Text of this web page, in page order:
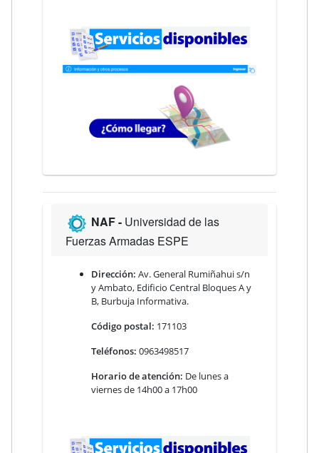
NAF -Universidad de las
Fuerzas Armadas ESPE
Dirección: Av. General Rumiñahui s/n
y Ambato, Edificio Central Bloques A y
B, Burbuja Informativa.
Código postal: 171103
Teléfonos: 0963498517
Horario de atención: De lunes a
viernes de 14h00 a 17h00